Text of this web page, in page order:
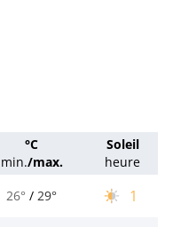
°C
min./max.
Soleil
heure
26° / 29° 1